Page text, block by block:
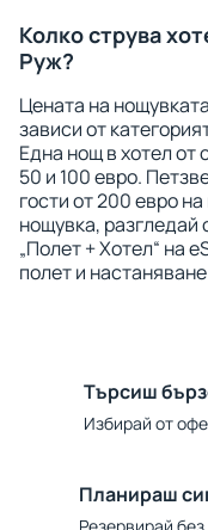
Колко струва
Руж?
Цената на
зависи от
Една нощ в хотел
50 и 100 евро.
гости от 200 евро
нощувка, разгледай
„Полет + Хотел“ на
полет и
Търсиш
Избирай от
Планираш